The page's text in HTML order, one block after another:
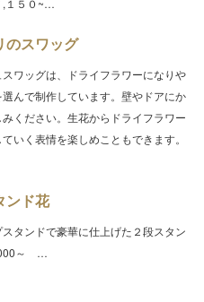
,１５０~…
のスワッグ
ワッグは、ドライフラワーになりや
んで制作しています。壁やドアにか
ください。生花からドライフラワー
いく表情を楽しめこともできます。
ンド花
タンドで豪華に仕上げた２段スタン
～ …